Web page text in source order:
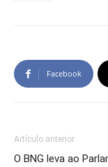
Facebook
Artículo anterior
O BNG leva ao